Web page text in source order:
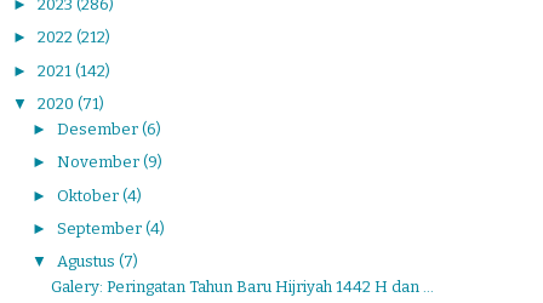
► 2023 (286)
► 2022 (212)
► 2021 (142)
▼ 2020 (71)
► Desember (6)
► November (9)
► Oktober (4)
► September (4)
▼ Agustus (7)
Galery: Peringatan Tahun Baru Hijriyah 1442 H dan ...